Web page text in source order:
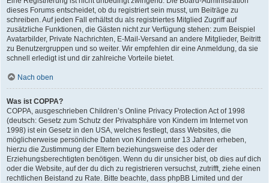
dieses Forums entscheidet, ob du registriert sein musst, um Beiträge zu
schreiben. Auf jeden Fall erhältst du als registriertes Mitglied Zugriff auf
zusätzliche Funktionen, die Gästen nicht zur Verfügung stehen: zum Beispiel
Avatarbilder, Private Nachrichten, E-Mail-Versand an andere Mitglieder, Beitritt
zu Benutzergruppen und so weiter. Wir empfehlen dir eine Anmeldung, da sie
schnell erledigt ist und dir zahlreiche Vorteile bietet.
Nach oben
Was ist COPPA?
COPPA, ausgeschrieben Children’s Online Privacy Protection Act of 1998
(deutsch: Gesetz zum Schutz der Privatsphäre von Kindern im Internet von
1998) ist ein Gesetz in den USA, welches festlegt, dass Websites, die
möglicherweise persönliche Daten von Kindern unter 13 Jahren erheben,
hierzu die Zustimmung der Eltern beziehungsweise des oder der
Erziehungsberechtigten benötigen. Wenn du dir unsicher bist, ob dies auf dich
oder die Website, auf der du dich zu registrieren versuchst, zutrifft, ziehe einen
rechtlichen Beistand zu Rate. Bitte beachte, dass phpBB Limited und der